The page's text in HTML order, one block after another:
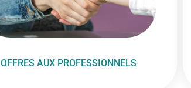
OFFRES AUX PROFESSIONNELS